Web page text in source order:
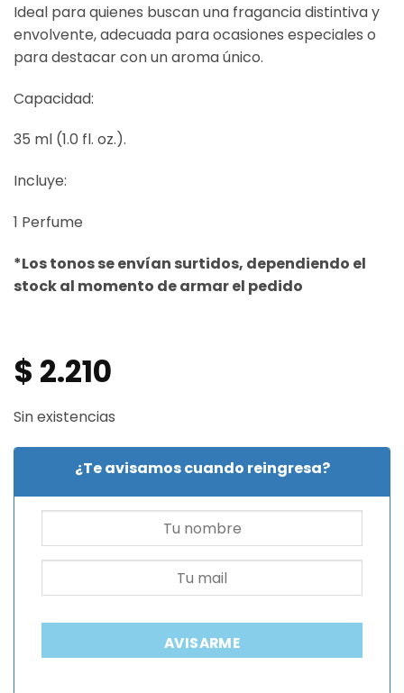
Ideal para quienes buscan una fragancia distintiva y
envolvente, adecuada para ocasiones especiales o
para destacar con un aroma único.
Capacidad:
35 ml (1.0 fl. oz.).
Incluye:
1 Perfume
*Los tonos se envían surtidos, dependiendo el
stock al momento de armar el pedido
$ 2.210
Sin existencias
¿Te avisamos cuando reingresa?
AVISARME